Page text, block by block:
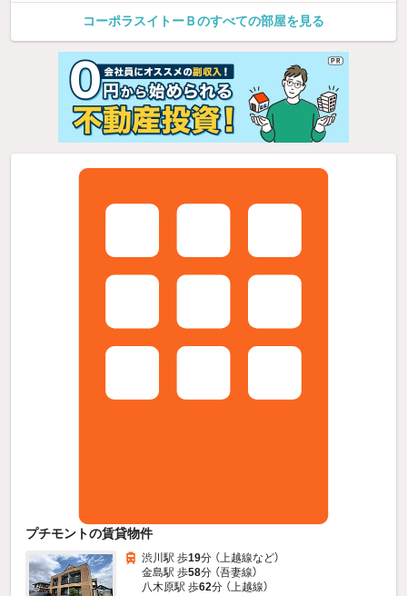
コーポラスイトーＢのすべての部屋を見る
プチモントの賃貸物件
渋川駅 歩19分 （上越線など）
金島駅 歩58分 （吾妻線）
八木原駅 歩62分 （上越線）